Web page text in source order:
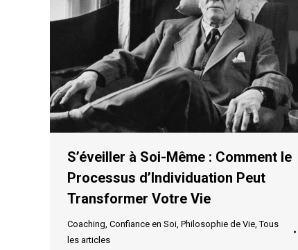
S’éveiller à Soi-Même : Comment le
Processus d’Individuation Peut
Transformer Votre Vie
Coaching, Confiance en Soi, Philosophie de Vie,Tous
les articles